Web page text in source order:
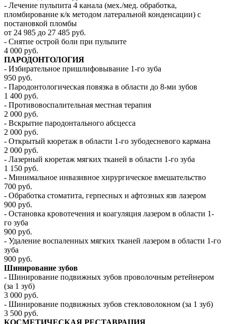
- Лечение пульпита 4 канала (мех./мед. обработка,
пломбирование к/к методом латеральной конденсации) с
постановкой пломбы
от 24 985 до 27 485 руб.
- Снятие острой боли при пульпите
4 000 руб.
ПАРОДОНТОЛОГИЯ
- Избирательное пришлифовывание 1-го зуба
950 руб.
- Пародонтологическая повязка в области до 8-ми зубов
1 400 руб.
- Противовоспалительная местная терапия
2 000 руб.
- Вскрытие пародонтального абсцесса
2 000 руб.
- Открытый кюретаж в области 1-го зубодесневого кармана
2 000 руб.
- Лазерный кюретаж мягких тканей в области 1-го зуба
1 150 руб.
- Минимальное инвазивное хирургическое вмешательство
700 руб.
- Обработка стоматита, герпесных и афтозных язв лазером
900 руб.
- Остановка кровотечения и коагуляция лазером в области 1-
го зуба
900 руб.
- Удаление воспаленных мягких тканей лазером в области 1-го
зуба
900 руб.
Шинирование зубов
- Шинирование подвижных зубов проволочным ретейнером
(за 1 зуб)
3 000 руб.
- Шинирование подвижных зубов стекловолокном (за 1 зуб)
3 500 руб.
КОСМЕТИЧЕСКАЯ РЕСТАВРАЦИЯ